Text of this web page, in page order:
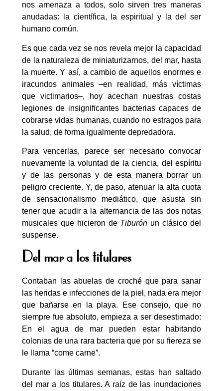
nos amenaza a todos, solo sirven tres maneras
anudadas: la científica, la espiritual y la del ser
humano común.
Es que cada vez se nos revela mejor la capacidad
de la naturaleza de miniaturizarnos, del mar, hasta
la muerte. Y así, a cambio de aquellos enormes e
iracundos animales –en realidad, más víctimas
que victimarios–, hoy acechan nuestras costas
legiones de insignificantes bacterias capaces de
cobrarse vidas humanas, cuando no estragos para
la salud, de forma igualmente depredadora.
Para vencerlas, parece ser necesario convocar
nuevamente la voluntad de la ciencia, del espíritu
y de las personas y de esta manera borrar un
peligro creciente. Y, de paso, atenuar la alta cuota
de sensacionalismo mediático, que asusta sin
tener que acudir a la alternancia de las dos notas
musicales que hicieron de Tiburón un clásico del
suspense.
Del mar a los titulares
Contaban las abuelas de croché que para sanar
las heridas e infecciones de la piel, nada era mejor
que bañarse en la playa. Ese consejo, que no
siempre fue absoluto, empieza a ser desestimado:
En el agua de mar pueden estar habitando
colonias de una rara bacteria que por su fiereza se
le llama “come carne”.
Durante las últimas semanas, estas han saltado
del mar a los titulares. A raíz de las inundaciones